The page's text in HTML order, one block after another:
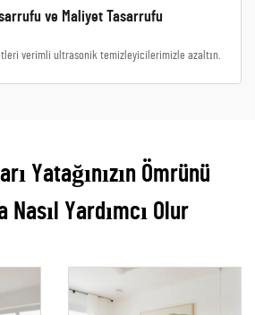
ve Maliyet Tasarrufu
verimli ultrasonik temizleyicilerimizle azaltın.
Yatağınızın Ömrünü
Nasıl Yardımcı Olur